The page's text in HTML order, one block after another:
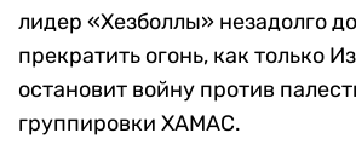
лидер «Хезболлы» незадолго
прекратить огонь, как только
остановит войну против
группировки ХАМАС.